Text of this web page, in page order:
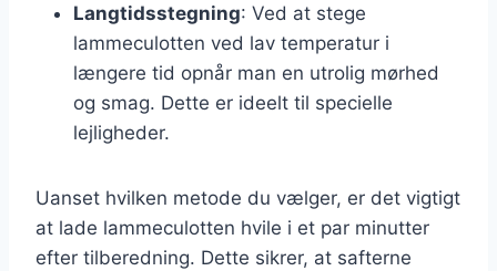
Langtidsstegning: Ved at stege
lammeculotten ved lav temperatur i
længere tid opnår man en utrolig mørhed
og smag. Dette er ideelt til specielle
lejligheder.
Uanset hvilken metode du vælger, er det vigtigt
at lade lammeculotten hvile i et par minutter
efter tilberedning. Dette sikrer, at safterne